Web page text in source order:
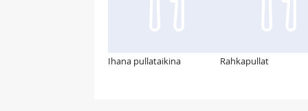
Ihana pullataikina Rahkapullat